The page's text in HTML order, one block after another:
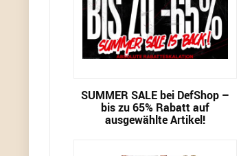
SUMMER SALE bei DefShop –
bis zu 65% Rabatt auf
ausgewählte Artikel!